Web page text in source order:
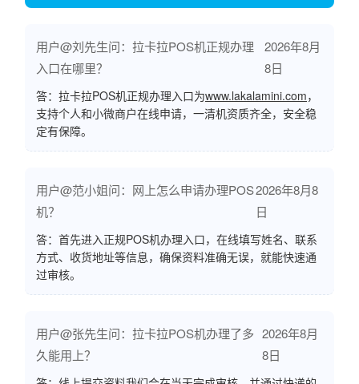
用户@刘先生问：拉卡拉POS机正规办理
入口在哪里？
2026年8月
8日
答：拉卡拉POS机正规办理入口为www.lakalamini.com，
支持个人和小微商户在线申请，一清机资质齐全，安全稳
定有保障。
用户@范小姐问：网上怎么申请办理POS
机？
2026年8月8
日
答：首先进入正规POS机办理入口，在线填写姓名、联系
方式、收货地址等信息，确保资料准确无误，就能快速通
过审核。
用户@张先生问：拉卡拉POS机办理了多
久能用上？
2026年8月
8日